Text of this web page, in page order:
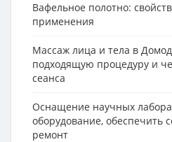
Вафельное полотно:
применения
Массаж лица и тела в
подходящую процедуру и
сеанса
Оснащение научных
оборудование, обеспечить
ремонт